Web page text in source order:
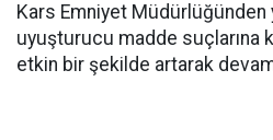
Kars Emniyet Müdürlüğünden
uyuşturucu madde suçlarına
etkin bir şekilde artarak